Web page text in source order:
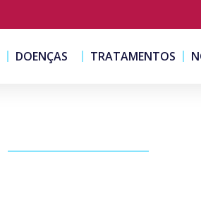
DOENÇAS TRATAMENTOS